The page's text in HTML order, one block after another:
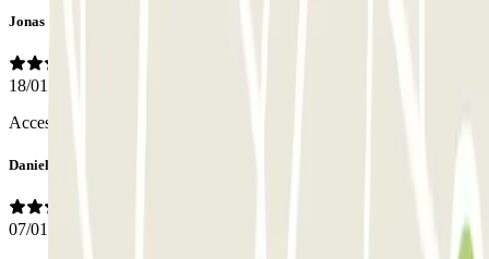
Jonas
18/01/2026
Access for pedestrians did not work via the app (first door)
Daniel
07/01/2026